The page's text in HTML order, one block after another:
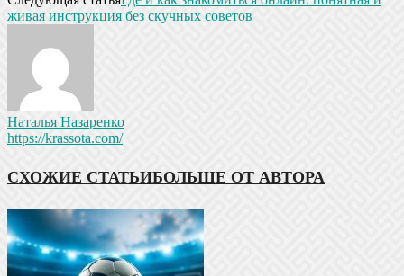
живая инструкция без скучных советов
Наталья Назаренко
https://krassota.com/
СХОЖИЕ СТАТЬИБОЛЬШЕ ОТ АВТОРА